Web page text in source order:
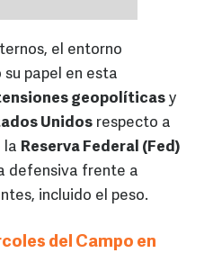
el entorno
papel en esta
geopolíticas y
Unidos respecto a
la Reserva Federal (Fed)
defensiva frente a
incluido el peso.
del Campo en